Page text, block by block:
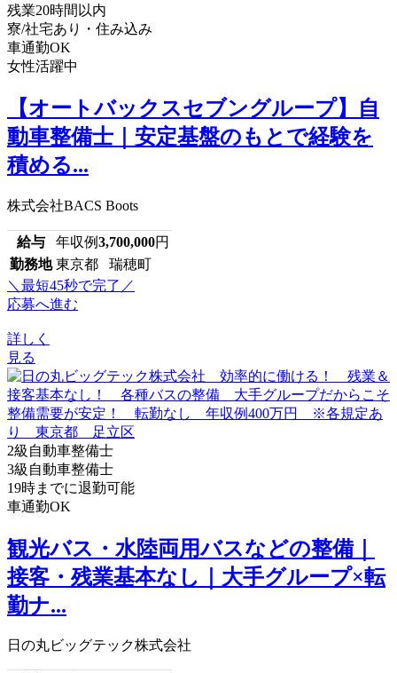
残業20時間以内
寮/社宅あり・住み込み
車通勤OK
女性活躍中
【オートバックスセブングループ】自
動車整備士｜安定基盤のもとで経験を
積める...
株式会社BACS Boots
給与 年収例3,700,000円
勤務地 東京都 瑞穂町
＼最短45秒で完了／
応募へ進む
詳しく
見る
2級自動車整備士
3級自動車整備士
19時までに退勤可能
車通勤OK
観光バス・水陸両用バスなどの整備｜
接客・残業基本なし｜大手グループ×転
勤ナ...
日の丸ビッグテック株式会社